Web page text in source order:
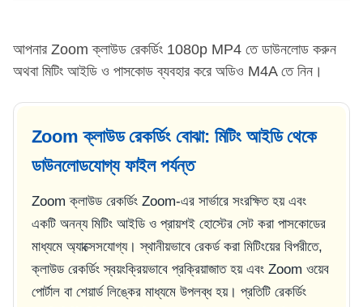
আপনার Zoom ক্লাউড রেকর্ডিং 1080p MP4 তে ডাউনলোড করুন
অথবা মিটিং আইডি ও পাসকোড ব্যবহার করে অডিও M4A তে নিন।
Zoom ক্লাউড রেকর্ডিং বোঝা: মিটিং আইডি থেকে
ডাউনলোডযোগ্য ফাইল পর্যন্ত
Zoom ক্লাউড রেকর্ডিং Zoom-এর সার্ভারে সংরক্ষিত হয় এবং
একটি অনন্য মিটিং আইডি ও প্রায়শই হোস্টের সেট করা পাসকোডের
মাধ্যমে অ্যাক্সেসযোগ্য। স্থানীয়ভাবে রেকর্ড করা মিটিংয়ের বিপরীতে,
ক্লাউড রেকর্ডিং স্বয়ংক্রিয়ভাবে প্রক্রিয়াজাত হয় এবং Zoom ওয়েব
পোর্টাল বা শেয়ার্ড লিঙ্কের মাধ্যমে উপলব্ধ হয়। প্রতিটি রেকর্ডিং